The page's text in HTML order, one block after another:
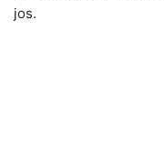
jos.